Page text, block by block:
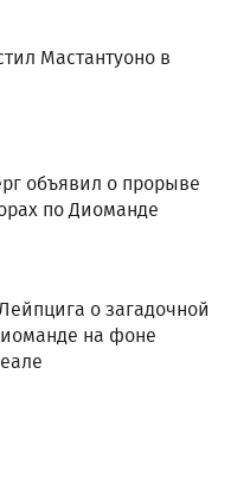
Мастантуоно в
объявил о прорыве
по Диоманде
о загадочной
на фоне